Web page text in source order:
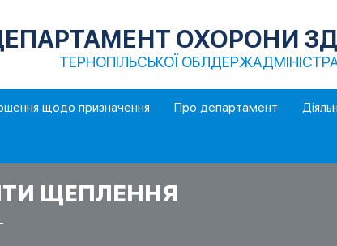
ОХОРОНИ
ТЕРНОПІЛЬСЬКОЇ
щодо призначення Про департамент
ЩЕПЛЕННЯ